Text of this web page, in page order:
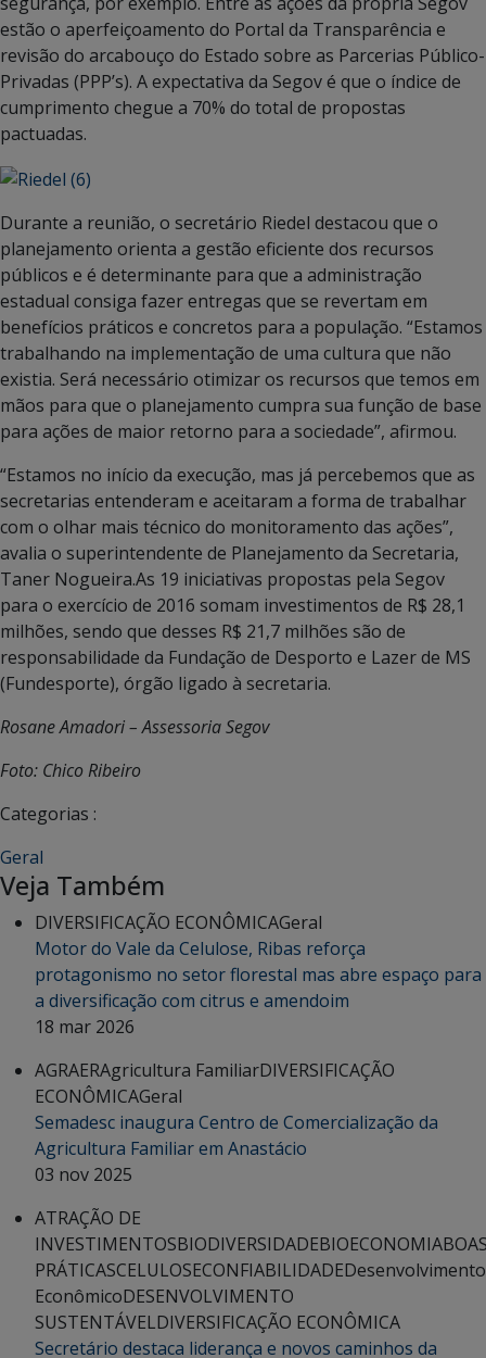
estão o aperfeiçoamento do Portal da Transparência e
revisão do arcabouço do Estado sobre as Parcerias Público-
Privadas (PPP’s). A expectativa da Segov é que o índice de
cumprimento chegue a 70% do total de propostas
pactuadas.
Durante a reunião, o secretário Riedel destacou que o
planejamento orienta a gestão eficiente dos recursos
públicos e é determinante para que a administração
estadual consiga fazer entregas que se revertam em
benefícios práticos e concretos para a população. “Estamos
trabalhando na implementação de uma cultura que não
existia. Será necessário otimizar os recursos que temos em
mãos para que o planejamento cumpra sua função de base
para ações de maior retorno para a sociedade”, afirmou.
“Estamos no início da execução, mas já percebemos que as
secretarias entenderam e aceitaram a forma de trabalhar
com o olhar mais técnico do monitoramento das ações”,
avalia o superintendente de Planejamento da Secretaria,
Taner Nogueira.As 19 iniciativas propostas pela Segov
para o exercício de 2016 somam investimentos de R$ 28,1
milhões, sendo que desses R$ 21,7 milhões são de
responsabilidade da Fundação de Desporto e Lazer de MS
(Fundesporte), órgão ligado à secretaria.
Rosane Amadori – Assessoria Segov
Foto: Chico Ribeiro
Categorias :
Geral
Veja Também
DIVERSIFICAÇÃO ECONÔMICAGeral
Motor do Vale da Celulose, Ribas reforça
protagonismo no setor florestal mas abre espaço para
a diversificação com citrus e amendoim
18 mar 2026
AGRAERAgricultura FamiliarDIVERSIFICAÇÃO
ECONÔMICAGeral
Semadesc inaugura Centro de Comercialização da
Agricultura Familiar em Anastácio
03 nov 2025
ATRAÇÃO DE
INVESTIMENTOSBIODIVERSIDADEBIOECONOMIA
PRÁTICASCELULOSECONFIABILIDADEDesenvolvimento
EconômicoDESENVOLVIMENTO
SUSTENTÁVELDIVERSIFICAÇÃO ECONÔMICA
Secretário destaca liderança e novos caminhos da